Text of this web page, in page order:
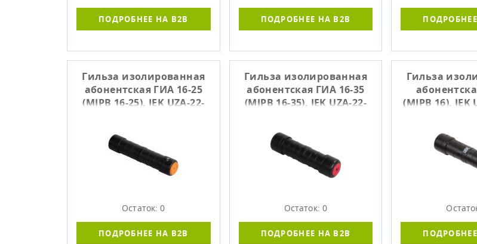
ПОДРОБНЕЕ НА B2B ПОДРОБНЕЕ НА B2B
Гильза изолированная
абонентская ГИА 16-25
(MJPB 16-25), IEK UZA-22-
Остаток: 0
ПОДРОБНЕЕ НА B2B
Гильза изолированная
абонентская ГИА 16-35
(MJPB 16-35), IEK UZA-22-
Остаток: 0
ПОДРОБНЕЕ НА B2B
Гильза
(MJPB 16), IEK